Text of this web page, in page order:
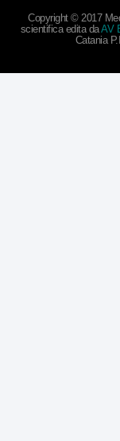
Copyright © 2017
scientifica edita daAV
Catania